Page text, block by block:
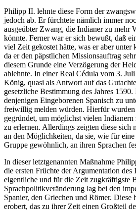
Philipp II. lehnte diese Form der
jedoch ab. Er fürchtete nämlich immer
ausgeübter Zwang, die Indianer zu mehr
könnte. Ferner war er sich bewußt, daß
viel Zeit gekostet hätte, was er aber unter
da er den päpstlichen Missionsauftrag
diesem Grunde eine Verzögerung der
ablehnte. In einer Real Cédula vom 3.
König, quasi als Antwort auf das
gesetzliche Bestimmung des Jahres
denjenigen Eingeborenen Spanisch zu
freiwillig melden würden. Hierfür wurden
gegründet, um möglichst vielen
zu erlernen. Allerdings zeigten diese sich
an den Möglichkeiten, da sie, wie für
Gruppe gewöhnlich, an ihren Sprachen
In dieser letztgenannten Maßnahme
die ersten Früchte der Argumentation des
eigentliche und für die Zeit zugkräftigste
Sprachpolitikveränderung lag bei den
Spanier, den Griechen und Römer. Diese
erobert, das zu ihrer Zeit einen Großteil